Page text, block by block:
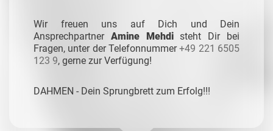
Wir freuen uns auf Dich und Dein
Ansprechpartner Amine Mehdisteht Dir bei
Fragen, unter der Telefonnummer+49 221 6505
123 9, gerne zur Verfügung!
DAHMEN - Dein Sprungbrett zum Erfolg!!!